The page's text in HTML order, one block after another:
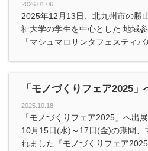
2026.01.06
2025年12月13日、北九州市の勝
祉大学の学生を中心とした 地域
「マシュマロサンタフェスティ
「モノづくりフェア2025」
2025.10.18
「モノづくりフェア2025」へ出
10月15日(水)～17日(金)の期間、
れました『モノづくりフェア